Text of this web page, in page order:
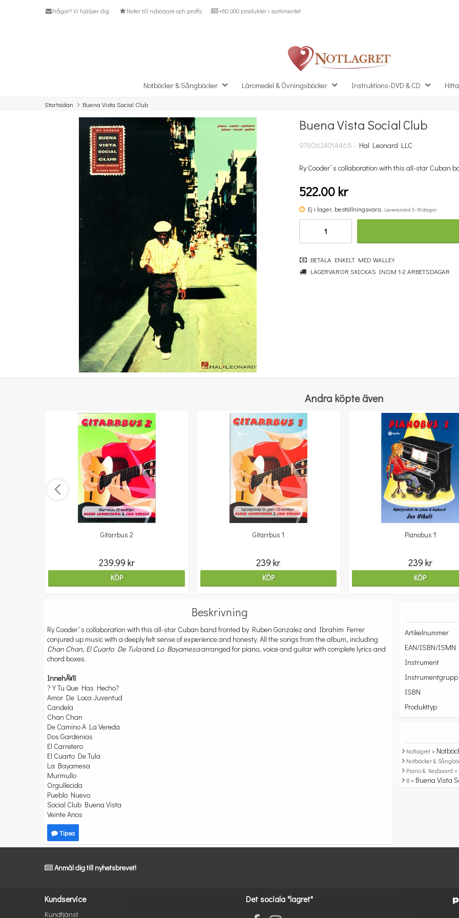
Frågor? Vi hjälper dig Noter till nybörjare och proffs +80 000 produkter i sortimentet
Notböcker & Sångböcker Läromedel & Övningsböcker Instruktions-DVD & CD
Startsidan Buena Vista Social Club
Missa inte detta...
Buena Vista Social Club
9780634014468 - Hal Leonard LLC
Ry Cooder`s collaboration with this all-star Cuban
522.00 kr
Ej i lager, beställningsvara. Leveranstid 5-10 dagar
BETALA ENKELT MED WALLEY
LAGERVAROR SKICKAS INOM 1-2 ARBETSDAGAR
Andra köpte även
Gitarrbus 2
239.99 kr
KÖP
Gitarrbus 1
239 kr
KÖP
Pianobus 1
239 kr
KÖP
Beskrivning
Ry Cooder`s collaboration with this all-star Cuban band fronted by Ruben Gonzalez and Ibrahim Ferrer
conjured up music with a deeply felt sense of experience and honesty. All the songs from the album, including
Chan Chan, El Cuarto De Tulaand La Bayamesaarranged for piano, voice and guitar with complete lyrics and
chord boxes.
InnehÃ¥ll
? Y Tu Que Has Hecho?
Amor De Loca Juventud
Candela
Chan Chan
De Camino A La Vereda
Dos Gardenias
El Carretero
El Cuarto De Tula
La Bayamesa
Murmullo
Orgullecida
Pueblo Nuevo
Social Club Buena Vista
Veinte Anos
Tipsa
Artikelnummer
EAN/ISBN/ISMN
Instrument
Instrumentgrupp
ISBN
Produkttyp
Notlagret »
Notböcker &
Piano & Keyboard »
B » Buena Vista
Anmäl dig till nyhetsbrevet!
Kundservice
Kundtjänst
Det sociala "lagret"